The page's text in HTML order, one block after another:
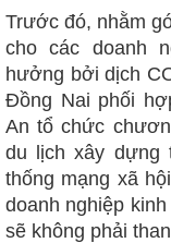
Trước đó, nhằm
cho các doanh
hưởng bởi dịch
Đồng Nai phối
An tổ chức
du lịch xây dựng
thống mạng xã
doanh nghiệp
sẽ không phải